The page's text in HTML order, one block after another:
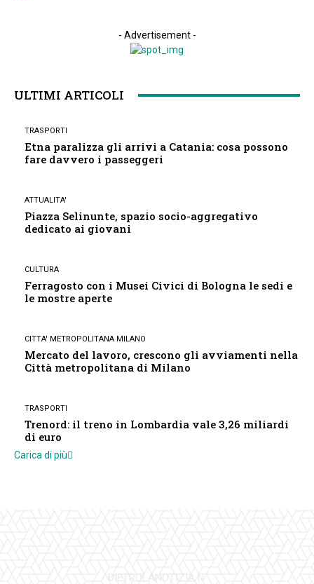
- Advertisement -
ULTIMI ARTICOLI
TRASPORTI
Etna paralizza gli arrivi a Catania: cosa possono
fare davvero i passeggeri
ATTUALITA'
Piazza Selinunte, spazio socio-aggregativo
dedicato ai giovani
CULTURA
Ferragosto con i Musei Civici di Bologna le sedi e
le mostre aperte
CITTA' METROPOLITANA MILANO
Mercato del lavoro, crescono gli avviamenti nella
Città metropolitana di Milano
TRASPORTI
Trenord: il treno in Lombardia vale 3,26 miliardi
di euro
Carica di più